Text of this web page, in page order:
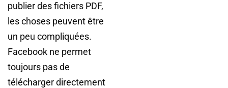
publier des fichiers PDF,
les choses peuvent être
un peu compliquées.
Facebook ne permet
toujours pas de
télécharger directement